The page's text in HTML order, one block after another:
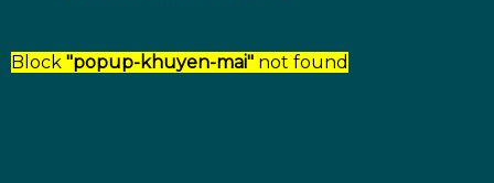
Block "popup-khuyen-mai" not found